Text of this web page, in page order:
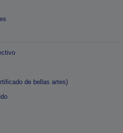
de bellas artes)